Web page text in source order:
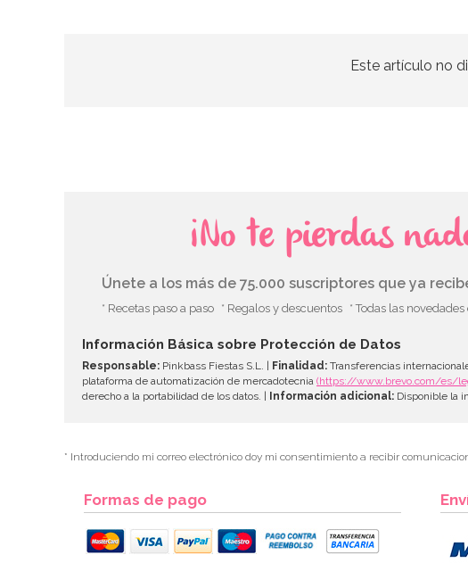
Este artículo no
¡No te pierdas
Únete a los más de 75.000 suscriptores que ya
* Recetas paso a paso * Regalos y descuentos * Todas las
Información Básica sobre Protección de Datos
Responsable: Pinkbass Fiestas S.L. | Finalidad: Transferencias
plataforma de automatización de mercadotecnia (https://www.brevo.com/es/
derecho a la portabilidad de los datos. | Información adicional: Disponible la
* Introduciendo mi correo electrónico doy mi consentimiento a recibir
Formas de pago